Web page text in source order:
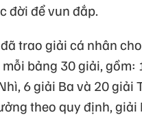
đời để vun đắp.
trao giải cá nhân
bảng 30 giải, gồm:
6 giải Ba và 20 giải
theo quy định, giải